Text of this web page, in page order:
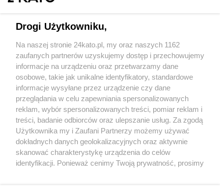
Wydawca mediów lokalnych
Nie zapomnij
zapoznać się z:
polityką prywatności regulamin korzystania z portali
Twojemiasto
Piekary Śląskie
Chorzów
Tarnowskie Góry
Skontakuj sięz nami
Kontakt
Wydawca
Redakcja
Drogi Użytkowniku,
Na naszej stronie 24kato.pl, my oraz naszych 1162
zaufanych partnerów uzyskujemy dostęp i przechowujemy
informacje na urządzeniu oraz przetwarzamy dane
osobowe, takie jak unikalne identyfikatory, standardowe
informacje wysyłane przez urządzenie czy dane
przeglądania w celu zapewniania spersonalizowanych
reklam, wybór spersonalizowanych treści, pomiar reklam i
treści, badanie odbiorców oraz ulepszanie usług. Za zgodą
Użytkownika my i Zaufani Partnerzy możemy używać
dokładnych danych geolokalizacyjnych oraz aktywnie
skanować charakterystykę urządzenia do celów
identyfikacji. Ponieważ cenimy Twoją prywatność, prosimy